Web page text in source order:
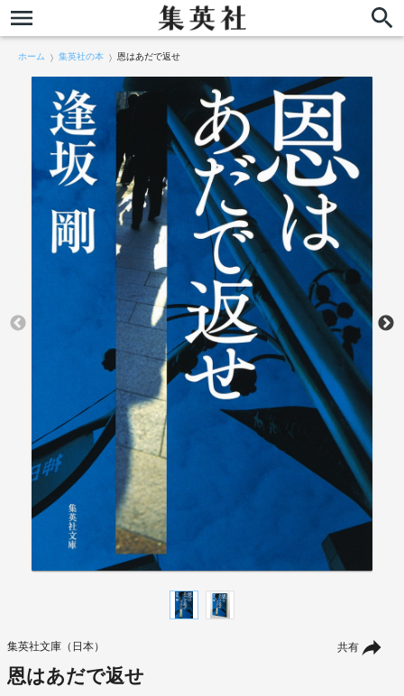
ホーム 集英社の本 恩はあだで返せ
共有
集英社文庫（日本）
恩はあだで返せ